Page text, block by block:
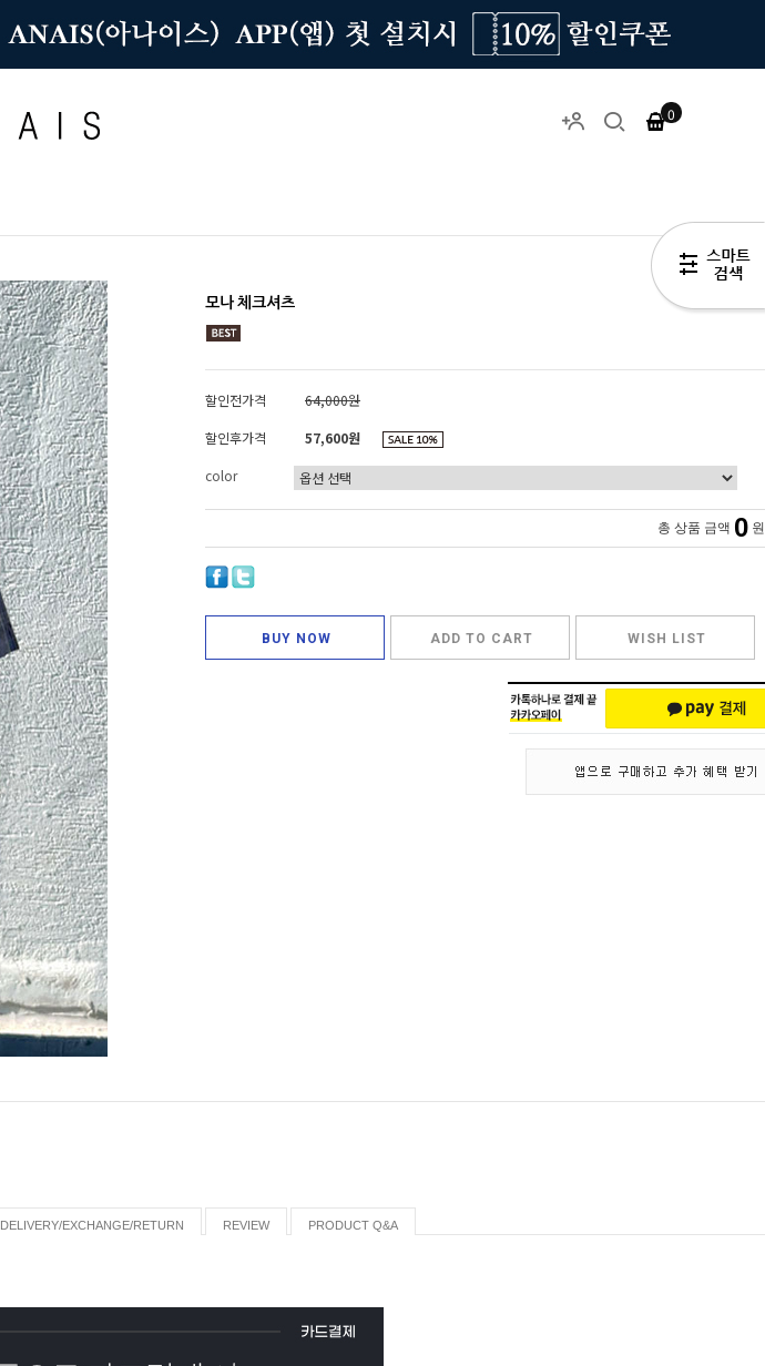
0
모나 체크셔츠
할인전가격 64,000원
할인후가격
57,600원
color
총 상품 금액 0 원
BUY NOW ADD TO CART WISH LIST
DELIVERY/EXCHANGE/RETURN REVIEW PRODUCT Q&A